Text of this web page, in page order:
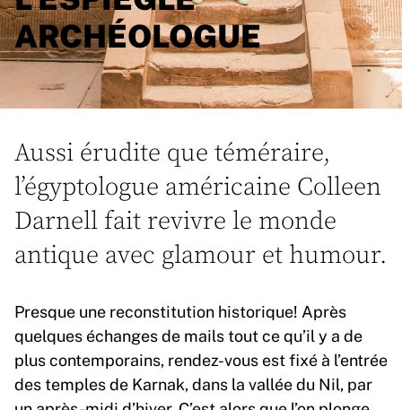
ARCHÉOLOGUE
Aussi érudite que téméraire,
l’égyptologue américaine Colleen
Darnell fait revivre le monde
antique avec glamour et humour.
Presque une reconstitution historique! Après
quelques échanges de mails tout ce qu’il y a de
plus contemporains, rendez-vous est fixé à l’entrée
des temples de Karnak, dans la vallée du Nil, par